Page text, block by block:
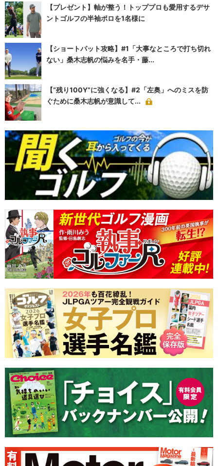
【プレゼント】軸が整う！トッププロも愛用するデサ
ントゴルフの半袖ポロを1名様に
【ショートパット攻略】#1「大事なところで打ち切れ
ない」桑木志帆の悩みを名手・藤...
【“残り100Y”に強くなる】#2「左奥」へのミスを防
ぐために桑木志帆が意識して...